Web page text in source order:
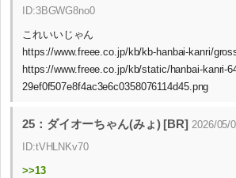
ID:3BGWG8no0
これいいじゃん
https://www.freee.co.jp/kb/kb-hanbai-kanri/
https://www.freee.co.jp/kb/static/hanbai-kanri-
29ef0f507e8f4ac3e6c0358076114d45.png
25：ダイオーちゃん(みょ) [BR] 2026/05/
ID:tVHLNKv70
>>13